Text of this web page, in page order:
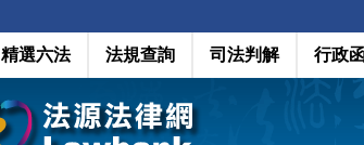
精選六法 法規查詢 司法判解 行政